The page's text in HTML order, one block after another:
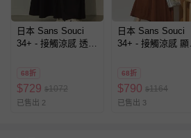
日本 Sans Souci
34+ - 接觸涼感 透氣
口袋)-黑
68折
$729 $1072
已售出 2
日本 Sans Souci
34+ - 接觸涼感 顯
裝-咖啡棕
68折
$790 $1164
已售出 3